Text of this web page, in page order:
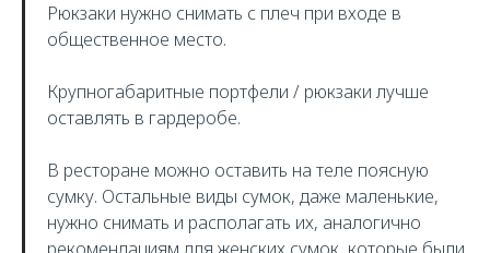
Рюкзаки нужно снимать с плеч при входе в
общественное место.
Крупногабаритные портфели / рюкзаки лучше
оставлять в гардеробе.
В ресторане можно оставить на теле поясную
сумку. Остальные виды сумок, даже маленькие,
нужно снимать и располагать их, аналогично